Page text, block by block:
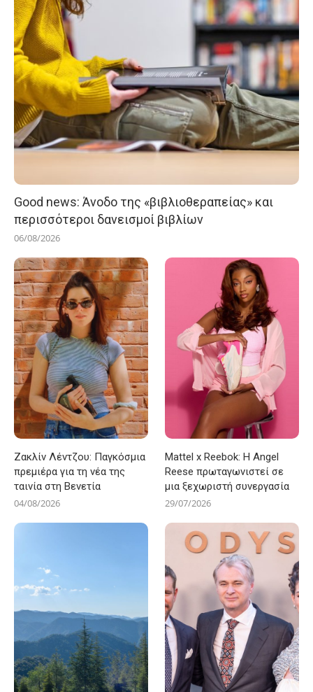
Good news: Άνοδο της «βιβλιοθεραπείας» και
περισσότεροι δανεισμοί βιβλίων
06/08/2026
Ζακλίν Λέντζου: Παγκόσμια
πρεμιέρα για τη νέα της
ταινία στη Βενετία
04/08/2026
Mattel x Reebok: Η Angel
Reese πρωταγωνιστεί σε
μια ξεχωριστή συνεργασία
29/07/2026